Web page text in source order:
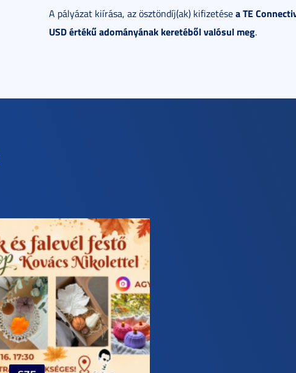
A pályázat kiírása, az ösztöndíj(ak) kifizetésea TE
USD értékű adományának keretéből valósul meg.